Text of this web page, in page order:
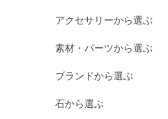
アクセサリーから選ぶ
素材・パーツから選ぶ
ブランドから選ぶ
石から選ぶ